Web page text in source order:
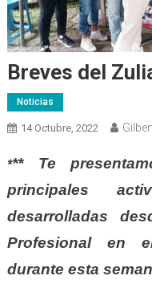
Breves del
Noticias
14 Octubre, 2022
*** Te
principales
desarrolladas
Profesional en
durante esta